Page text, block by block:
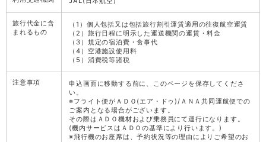
旅行代金に含
まれるもの
（1）個人包括又は包括旅行割引運賃適用の往復航空運賃
（2）旅行日程に明示した運送機関の運賃・料金
（3）規定の宿泊費・食事代
（4）空港施設使用料
（5）消費税等諸税
注意事項
申込画面に移動する前に、このページを保存してくださ
い。
※フライト便がＡＤＯ(エア・ドゥ)/ＡＮＡ共同運航便での
ご案内となる場合がございます。
その際はＡＤＯ機材および乗務員にて運行になります。
(機内サービスはＡＤＯの基準により行います。)
※飛行機のお座席は、予約状況等の理由によりご希望のお